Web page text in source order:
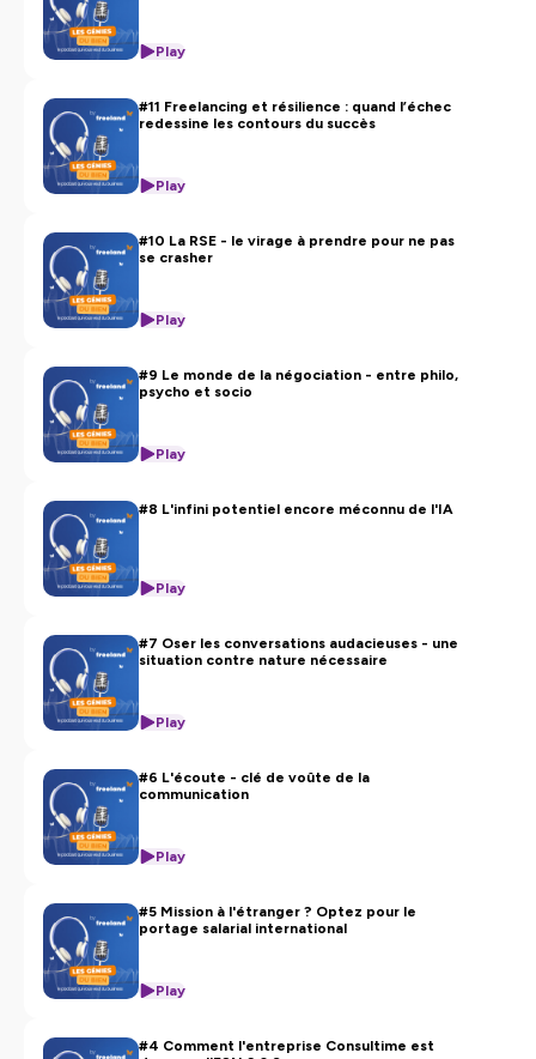
Play
#11 Freelancing et résilience : quand l’échec
redessine les contours du succès
Play
#10 La RSE - le virage à prendre pour ne pas
se crasher
Play
#9 Le monde de la négociation - entre philo,
psycho et socio
Play
#8 L'infini potentiel encore méconnu de l'IA
Play
#7 Oser les conversations audacieuses - une
situation contre nature nécessaire
Play
#6 L'écoute - clé de voûte de la
communication
Play
#5 Mission à l'étranger ? Optez pour le
portage salarial international
Play
#4 Comment l'entreprise Consultime est